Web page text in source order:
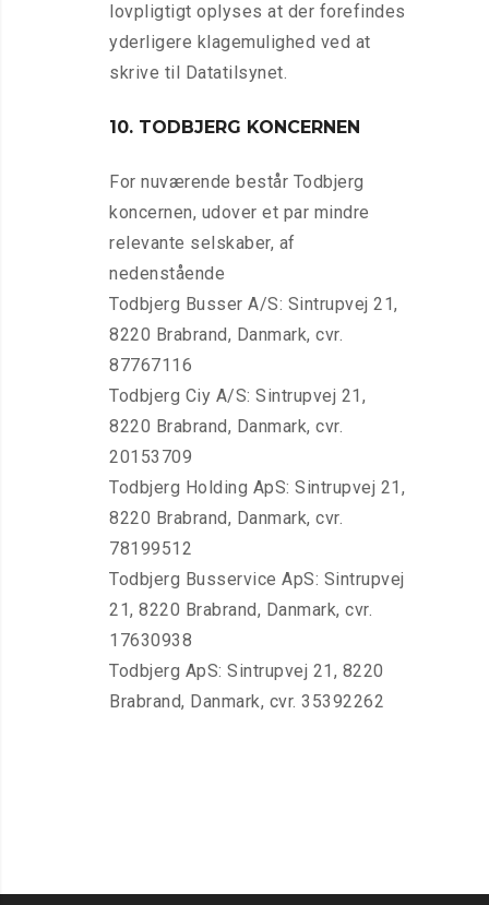
lovpligtigt oplyses at der forefindes
yderligere klagemulighed ved at
skrive til Datatilsynet.
10. TODBJERG KONCERNEN
For nuværende består Todbjerg
koncernen, udover et par mindre
relevante selskaber, af
nedenstående
Todbjerg Busser A/S: Sintrupvej 21,
8220 Brabrand, Danmark, cvr.
87767116
Todbjerg Ciy A/S: Sintrupvej 21,
8220 Brabrand, Danmark, cvr.
20153709
Todbjerg Holding ApS: Sintrupvej 21,
8220 Brabrand, Danmark, cvr.
78199512
Todbjerg Busservice ApS: Sintrupvej
21, 8220 Brabrand, Danmark, cvr.
17630938
Todbjerg ApS: Sintrupvej 21, 8220
Brabrand, Danmark, cvr. 35392262